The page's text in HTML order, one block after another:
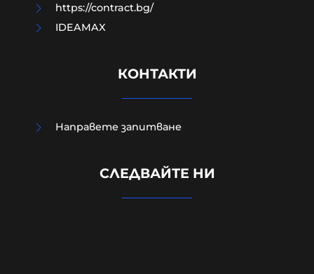
украинската посланичка заради
https://contract.bg/
IDEAMAX
КОНТАКТИ
Направете запитване
СЛЕДВАЙТЕ НИ